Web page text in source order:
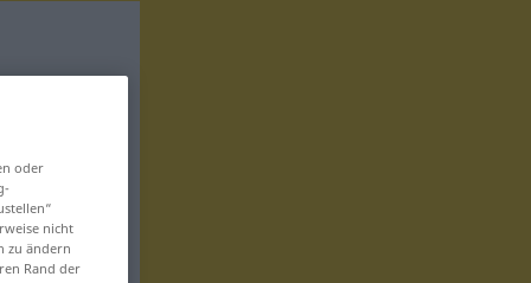
oder
nicht
zu ändern
Rand der